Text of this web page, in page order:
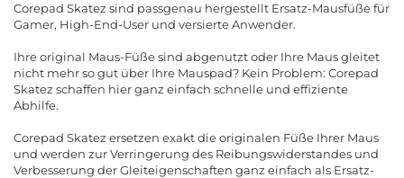
Corepad Skatez sind passgenau hergestellt Ersatz-Mausfüße für
Gamer, High-End-User und versierte Anwender.
Ihre original Maus-Füße sind abgenutzt oder Ihre Maus gleitet
nicht mehr so gut über Ihre Mauspad? Kein Problem: Corepad
Skatez schaffen hier ganz einfach schnelle und effiziente
Abhilfe.
Corepad Skatez ersetzen exakt die originalen Füße Ihrer Maus
und werden zur Verringerung des Reibungswiderstandes und
Verbesserung der Gleiteigenschaften ganz einfach als Ersatz-